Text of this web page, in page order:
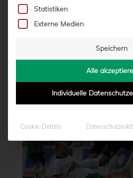
5:0-AUFTAKTSIEG GEGEN
vonMarcel Weskamp|
Statistiken
Externe Medien
Speichern
Alle
Individuelle
Cookie-Details